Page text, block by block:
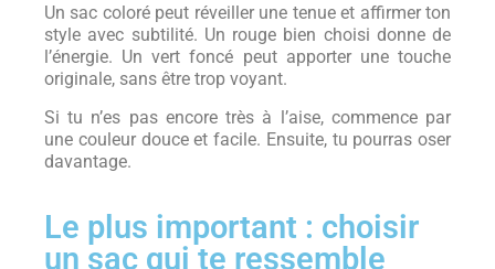
Un sac coloré peut réveiller une tenue et affirmer ton
style avec subtilité. Un rouge bien choisi donne de
l’énergie. Un vert foncé peut apporter une touche
originale, sans être trop voyant.
Si tu n’es pas encore très à l’aise, commence par
une couleur douce et facile. Ensuite, tu pourras oser
davantage.
Le plus important : choisir
un sac qui te ressemble